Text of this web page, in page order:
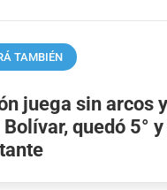
TAMBIÉN
juega sin arcos
quedó 5°